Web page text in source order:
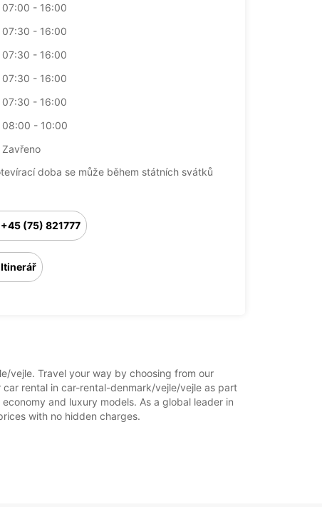
07:00 - 16:00
07:30 - 16:00
07:30 - 16:00
07:30 - 16:00
07:30 - 16:00
08:00 - 10:00
Zavřeno
doba se může během státních svátků
+45 (75) 821777
Itinerář
vejle. Travel your way by choosing from our
rental in car-rental-denmark/vejle/vejle as part
and luxury models. As a global leader in
with no hidden charges.